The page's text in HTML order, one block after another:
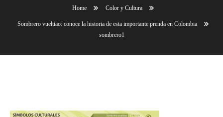
Home Color y Cultura
Sombrero vueltiao: conoce la historia de esta importante prenda en Colombia
sombrero1